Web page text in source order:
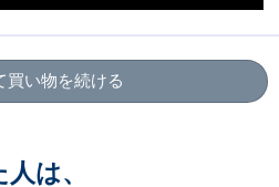
買い物を続ける
は、